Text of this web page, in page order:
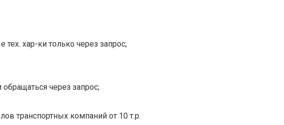
хар-ки только через запрос;
через запрос;
транспортных компаний от 10 т.р.